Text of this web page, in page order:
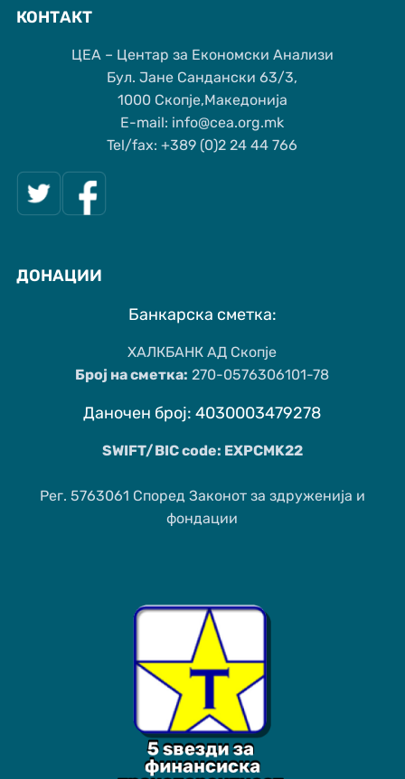
КОНТАКТ
ЦЕА – Центар за Економски Анализи
Бул. Јане Сандански 63/3,
1000 Скопје,Македонија
Е-mail: info@cea.org.mk
Tel/fax: +389 (0)2 24 44 766
ДОНАЦИИ
Банкарска сметка:
ХАЛКБАНК АД Скопје
Број на сметка: 270-0576306101-78
Даночен број: 4030003479278
SWIFT/BIC code: EXPCMK22
Рег. 5763061 Според Законот за здруженија и
фондации